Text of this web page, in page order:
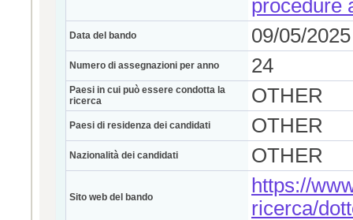
procedure
Data del bando 09/05/2025
Numero di assegnazioni per anno 24
Paesi in cui può essere condotta la
ricerca
OTHER
Paesi di residenza dei candidati OTHER
Nazionalità dei candidati OTHER
Sito web del bando
https://
ricerca/